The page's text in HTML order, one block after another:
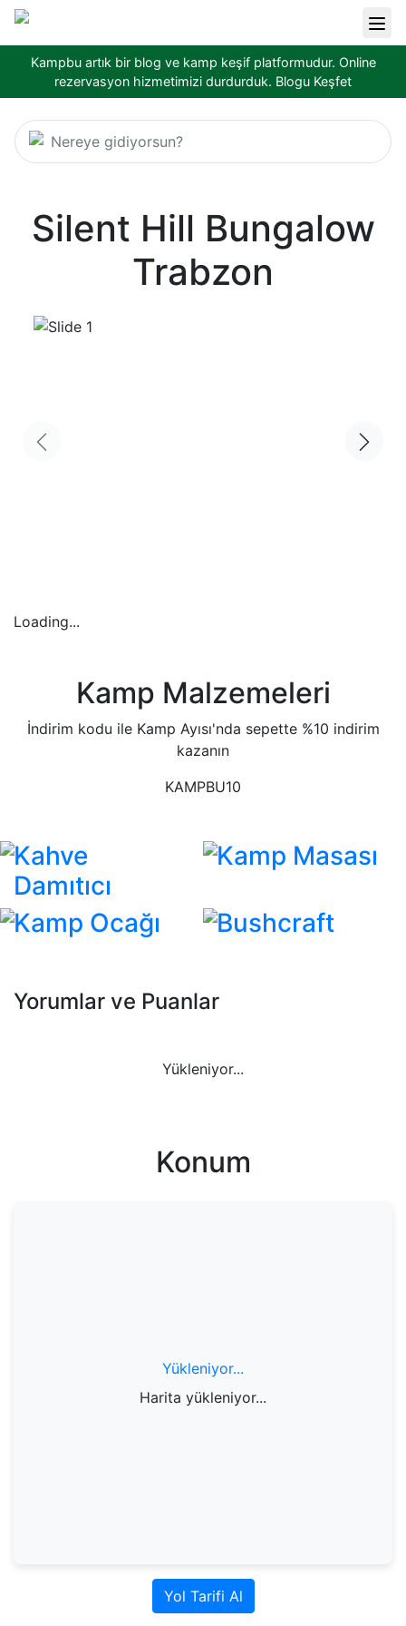
Kampbu artık bir blog ve kamp keşif platformudur. Online
rezervasyon hizmetimizi durdurduk. Blogu Keşfet
Nereye gidiyorsun?
Silent Hill Bungalow
Trabzon
Loading...
Kamp Malzemeleri
İndirim kodu ile Kamp Ayısı'nda sepette %10 indirim
kazanın
KAMPBU10
Kahve
Damıtıcı
Kamp Masası
Kamp Ocağı Bushcraft
Yorumlar ve Puanlar
Yükleniyor...
Konum
Yükleniyor...
Harita yükleniyor...
Yol Tarifi Al